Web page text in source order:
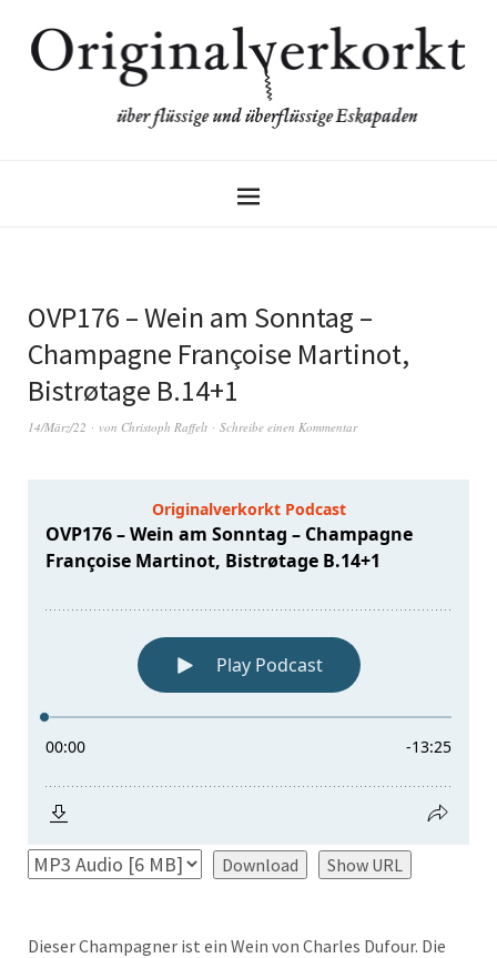
OVP176 – Wein am Sonntag –
Champagne Françoise Martinot,
Bistrøtage B.14+1
14/März/22 von Christoph Raffelt Schreibe einen Kommentar
Download Show URL
Dieser Champagner ist ein Wein von Charles Dufour. Die